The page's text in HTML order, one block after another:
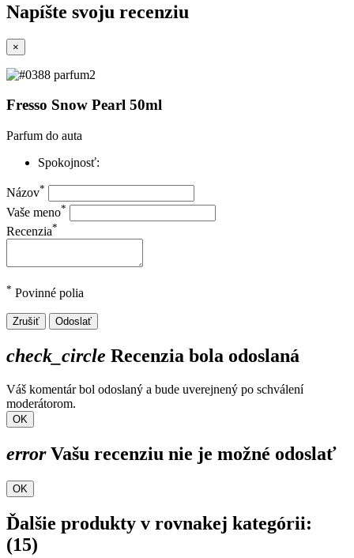
Napíšte svoju recenziu
×
Fresso Snow Pearl 50ml
Parfum do auta
Spokojnosť:
Názov*
Vaše meno*
Recenzia*
* Povinné polia
Zrušiť Odoslať
check_circle Recenzia bola odoslaná
Váš komentár bol odoslaný a bude uverejnený po schválení
moderátorom.
OK
errorVašu recenziu nie je možné odoslať
OK
Ďalšie produkty v rovnakej kategórii:
(15)